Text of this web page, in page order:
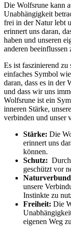
Die Wolfsrune kann
Unabhängigkeit
frei in der Natur‌ lebt
erinnert ⁣uns daran,
haben und unseren
anderen⁤ beeinflussen​
Es ist​ faszinierend
einfaches Symbol
daran,⁣ dass es in der
und dass ⁣wir uns
Wolfsrune ⁢ist ⁤ein
inneren Stärke,
verbinden und unser
Stärke: Die
erinnert ⁣uns
können.
Schutz:
geschützt vor
unsere
⁣Instinkte ‍zu
Freiheit: Die
eigenen⁣ Weg